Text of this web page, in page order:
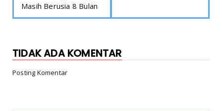
Masih Berusia 8 Bulan
TIDAK ADA KOMENTAR
Posting Komentar